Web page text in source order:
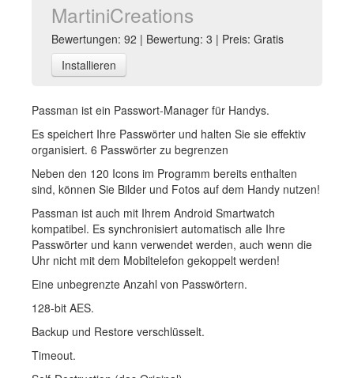
MartiniCreations
Bewertungen: 92 | Bewertung: 3 | Preis: Gratis
Installieren
Passman ist ein Passwort-Manager für Handys.
Es speichert Ihre Passwörter und halten Sie sie effektiv
organisiert. 6 Passwörter zu begrenzen
Neben den 120 Icons im Programm bereits enthalten
sind, können Sie Bilder und Fotos auf dem Handy nutzen!
Passman ist auch mit Ihrem Android Smartwatch
kompatibel. Es synchronisiert automatisch alle Ihre
Passwörter und kann verwendet werden, auch wenn die
Uhr nicht mit dem Mobiltelefon gekoppelt werden!
Eine unbegrenzte Anzahl von Passwörtern.
128-bit AES.
Backup und Restore verschlüsselt.
Timeout.